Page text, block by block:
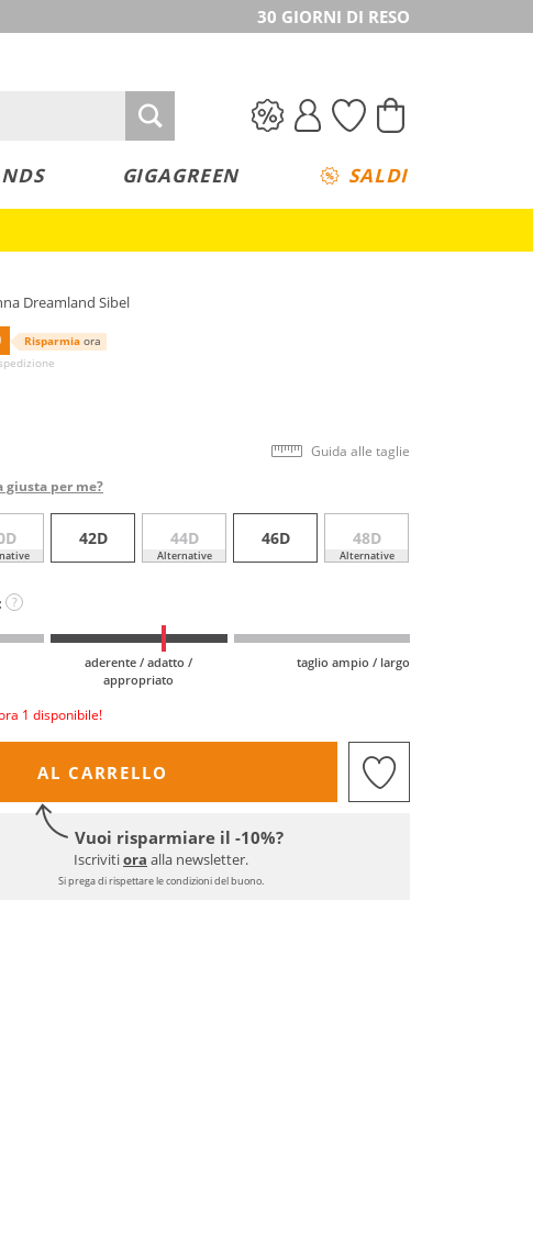
30 GIORNI DI RESO
GIGAGREEN SALDI
Dreamland Sibel
Risparmia ora
Guida alle taglie
giusta per me?
42D 44D
Alternative
46D 48D
Alternative
?
aderente / adatto /
appropriato
taglio ampio / largo
1 disponibile!
AL CARRELLO
Vuoi risparmiare il -10%?
Iscrivitiora alla newsletter.
Si prega di rispettare le condizioni del buono.